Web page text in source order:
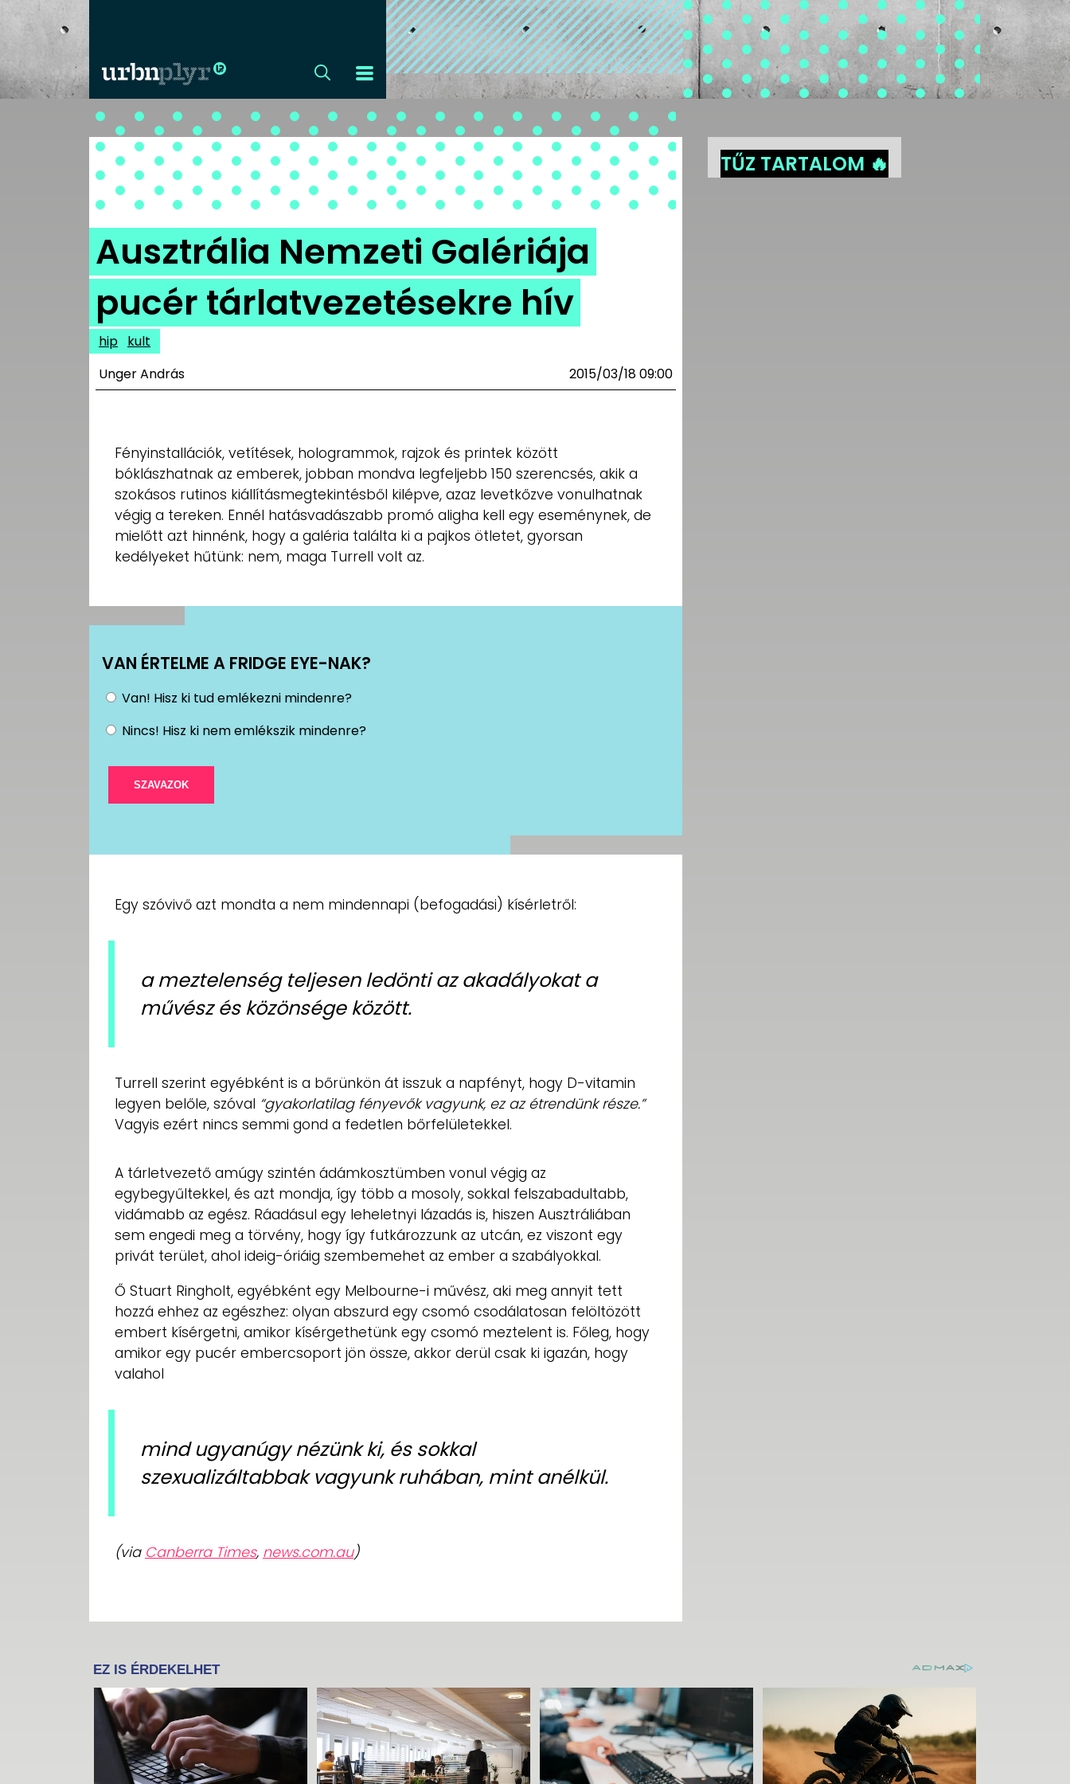
CÍMLAP
DIZÁJN
DIVAT
HIP
KULT
IMPRESSZUM
PR-ARCHÍVUM
ADATKEZELÉSI
TÁJÉKOZTATÓ
Ausztrália Nemzeti Galériája
pucér tárlatvezetésekre hív
hip kult
Unger András
2015/03/18 09:00
Fényinstallációk, vetítések, hologrammok, rajzok és printek között
bóklászhatnak az emberek, jobban mondva legfeljebb 150 szerencsés, akik a
szokásos rutinos kiállításmegtekintésből kilépve, azaz levetkőzve vonulhatnak
végig a tereken. Ennél hatásvadászabb promó aligha kell egy eseménynek, de
mielőtt azt hinnénk, hogy a galéria találta ki a pajkos ötletet, gyorsan
kedélyeket hűtünk: nem, maga Turrell volt az.
VAN ÉRTELME A FRIDGE EYE-NAK?
Van! Hisz ki tud emlékezni mindenre?
Nincs! Hisz ki nem emlékszik mindenre?
Egy szóvivő azt mondta a nem mindennapi (befogadási) kísérletről:
a meztelenség teljesen ledönti az akadályokat a
művész és közönsége között.
Turrell szerint egyébként is a bőrünkön át isszuk a napfényt, hogy D-vitamin
legyen belőle, szóval “gyakorlatilag fényevők vagyunk, ez az étrendünk része.”
Vagyis ezért nincs semmi gond a fedetlen bőrfelületekkel.
A tárletvezető amúgy szintén ádámkosztümben vonul végig az
egybegyűltekkel, és azt mondja, így több a mosoly, sokkal felszabadultabb,
vidámabb az egész. Ráadásul egy leheletnyi lázadás is, hiszen Ausztráliában
sem engedi meg a törvény, hogy így futkározzunk az utcán, ez viszont egy
privát terület, ahol ideig-óriáig szembemehet az ember a szabályokkal.
Ő Stuart Ringholt, egyébként egy Melbourne-i művész, aki meg annyit tett
hozzá ehhez az egészhez: olyan abszurd egy csomó csodálatosan felöltözött
embert kísérgetni, amikor kísérgethetünk egy csomó meztelent is. Főleg, hogy
amikor egy pucér embercsoport jön össze, akkor derül csak ki igazán, hogy
valahol
mind ugyanúgy nézünk ki, és sokkal
szexualizáltabbak vagyunk ruhában, mint anélkül.
(via Canberra Times, news.com.au)
TŰZ TARTALOM 🔥